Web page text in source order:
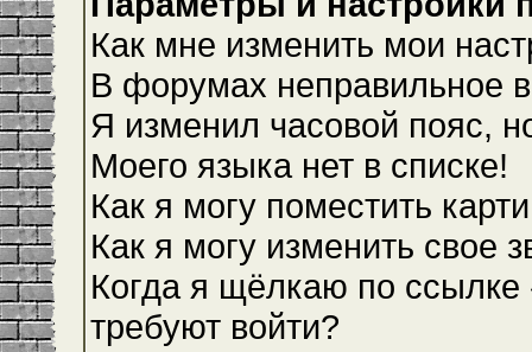
Как мне изменить мои
В форумах неправильное
Я изменил часовой пояс,
Моего языка нет в списке!
Как я могу поместить
Как я могу изменить свое
Когда я щёлкаю по ссылке
требуют войти?